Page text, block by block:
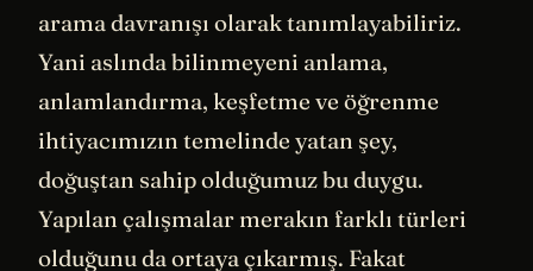
arama davranışı olarak tanımlayabiliriz.
Yani aslında bilinmeyeni anlama,
anlamlandırma, keşfetme ve öğrenme
ihtiyacımızın temelinde yatan şey,
doğuştan sahip olduğumuz bu duygu.
Yapılan çalışmalar merakın farklı türleri
olduğunu da ortaya çıkarmış. Fakat